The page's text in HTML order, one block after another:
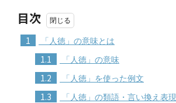
目次
1 「人徳」の意味とは
1.1 「人徳」の意味
1.2 「人徳」を使った例文
1.3 「人徳」の類語・言い換え表現